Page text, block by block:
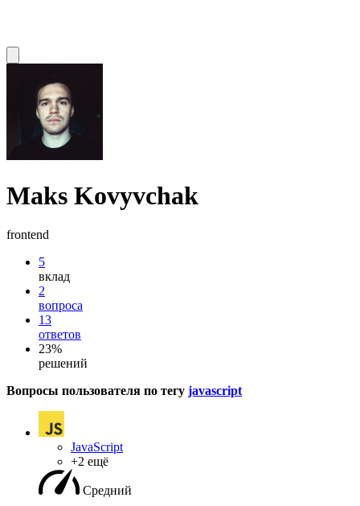
Maks Kovyvchak
frontend
5
вклад
2
вопроса
13
ответов
23%
решений
Вопросы пользователя по тегу javascript
JavaScript
+2 ещё
Средний